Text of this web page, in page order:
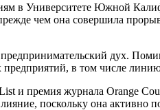
в Университете Южной
чем она совершила
дух.
в том числе
премия журнала Orange
поскольку она